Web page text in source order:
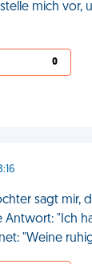
mich vor,
0
sagt mir,
Antwort: "Ich
"Weine